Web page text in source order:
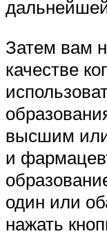
Затем вам
качестве
высшим
и
один или
нажать